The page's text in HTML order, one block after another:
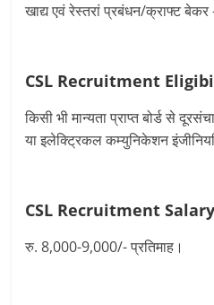
खाद्य एवं रेस्तरां प्रबंधन/क्राफ्ट
CSL Recruitment
किसी भी मान्यता प्राप्त बोर्ड से
या इलेक्ट्रिकल कम्युनिकेशन
CSL RecruitmentSalary
रु. 8,000-9,000/- प्रतिमाह।